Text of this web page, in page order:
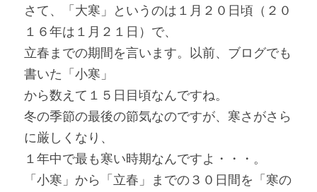
さて、「大寒」というのは１月２０日頃（２０
１６年は１月２１日）で、
立春までの期間を言います。以前、ブログでも
書いた「小寒」
から数えて１５日目頃なんですね。
冬の季節の最後の節気なのですが、寒さがさら
に厳しくなり、
１年中で最も寒い時期なんですよ・・・。
「小寒」から「立春」までの３０日間を「寒の